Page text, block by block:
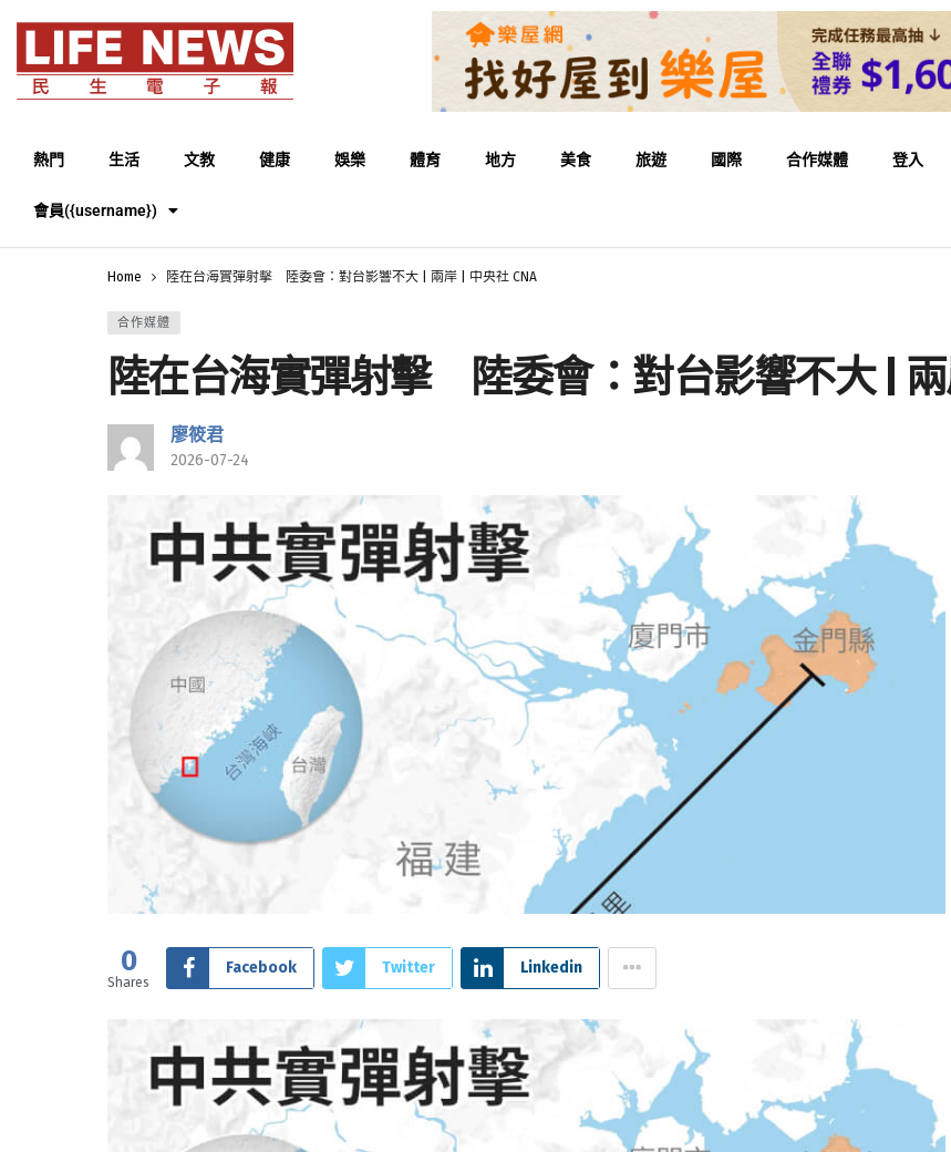
熱門 生活 文教 健康 娛樂 體育 地方 美食 旅遊 國際 合作媒體 登入
會員({username})
Home 陸在台海實彈射擊 陸委會：對台影響不大 | 兩岸 | 中央社 CNA
合作媒體
陸在台海實彈射擊 陸委會：對台影響不大 | 兩
廖筱君
2026-07-24
0
Shares
Facebook Twitter Linkedin